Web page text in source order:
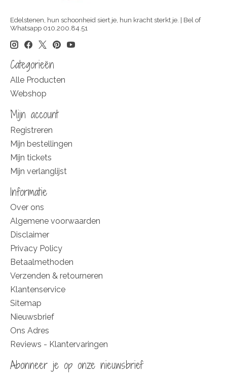
Edelstenen, hun schoonheid siert je, hun kracht sterkt je. | Bel of
Whatsapp 010.200.84.51
Categorieën
Alle Producten
Webshop
Mijn account
Registreren
Mijn bestellingen
Mijn tickets
Mijn verlanglijst
Informatie
Over ons
Algemene voorwaarden
Disclaimer
Privacy Policy
Betaalmethoden
Verzenden & retourneren
Klantenservice
Sitemap
Nieuwsbrief
Ons Adres
Reviews - Klantervaringen
Abonneer je op onze nieuwsbrief